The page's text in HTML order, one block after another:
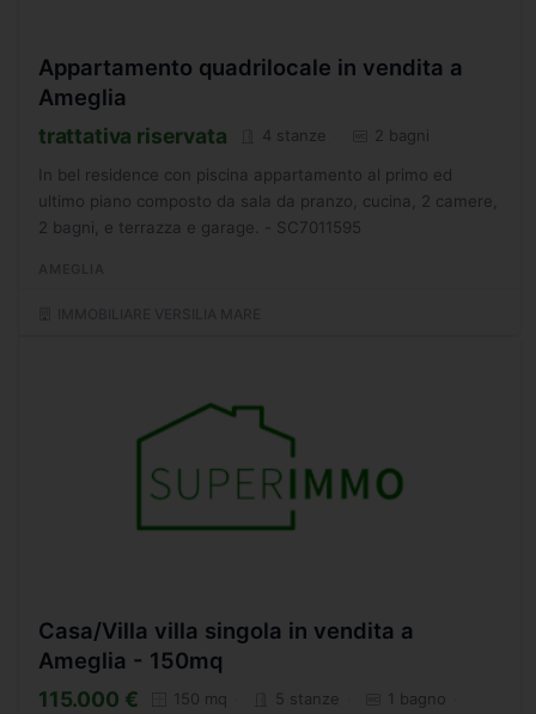
Appartamento quadrilocale in vendita a
Ameglia
trattativa riservata 4 stanze 2 bagni
In bel residence con piscina appartamento al primo ed
ultimo piano composto da sala da pranzo, cucina, 2 camere,
2 bagni, e terrazza e garage. - SC7011595
Casa/Villa villa singola in vendita a
Ameglia - 150mq
115.000 € 150 mq 5 stanze
1 bagno